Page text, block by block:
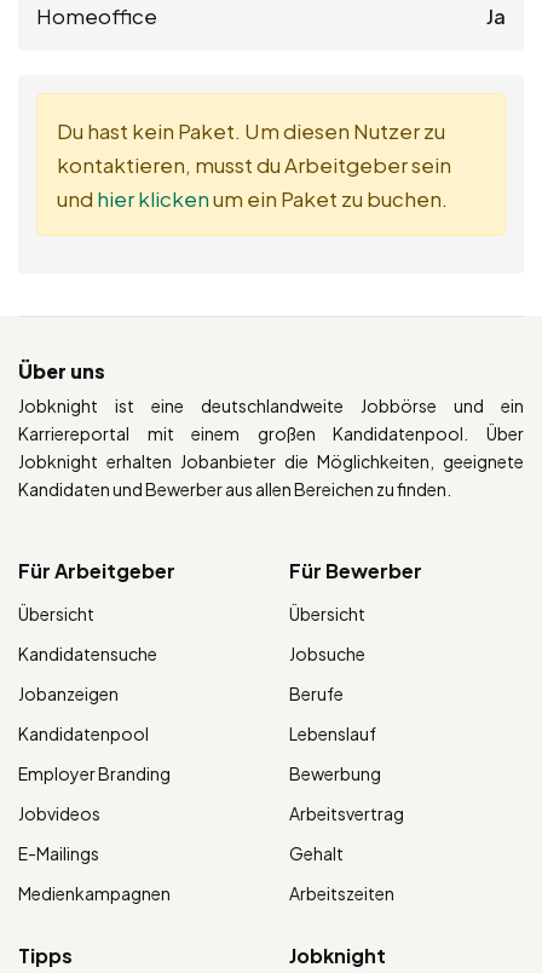
Homeoffice Ja
Du hast kein Paket. Um diesen Nutzer zu
kontaktieren, musst du Arbeitgeber sein
und hier klickenum ein Paket zu buchen.
Über uns
Jobknight ist eine deutschlandweite Jobbörse und ein
Karriereportal mit einem großen Kandidatenpool. Über
Jobknight erhalten Jobanbieter die Möglichkeiten, geeignete
Kandidaten und Bewerber aus allen Bereichen zu finden.
Für Arbeitgeber
Übersicht
Kandidatensuche
Jobanzeigen
Kandidatenpool
Employer Branding
Jobvideos
E-Mailings
Medienkampagnen
Für Bewerber
Übersicht
Jobsuche
Berufe
Lebenslauf
Bewerbung
Arbeitsvertrag
Gehalt
Arbeitszeiten
Tipps Jobknight